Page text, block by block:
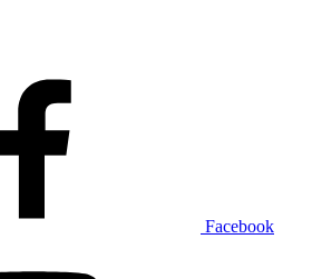
Facebook